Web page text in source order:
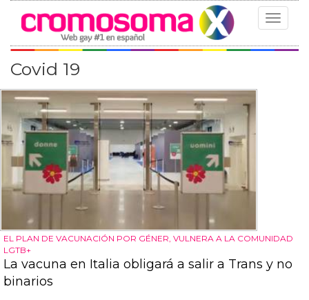
Toggle
Covid 19
EL PLAN DE VACUNACIÓN POR GÉNER, VULNERA A LA COMUNIDAD
LGTB+
La vacuna en Italia obligará a salir a Trans y no
binarios